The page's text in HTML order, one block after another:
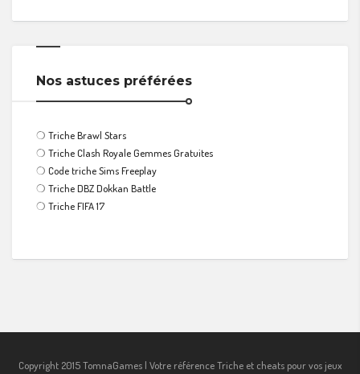
Nos astuces préférées
❍ Triche Brawl Stars
❍ Triche Clash Royale Gemmes Gratuites
❍ Code triche Sims Freeplay
❍ Triche DBZ Dokkan Battle
❍ Triche FIFA 17
Copyright 2015 TomnaGames | Votre référence Triche et cheats pour vos jeux